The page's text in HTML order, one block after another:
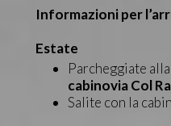
Informazioni per
Estate
Parcheggiate alla
cabinovia Col
Salite con la